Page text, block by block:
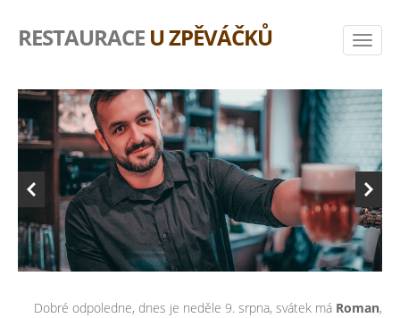
RESTAURACE U ZPĚVÁČKŮ
Dobré odpoledne, dnes je neděle 9. srpna, svátek má Roman,